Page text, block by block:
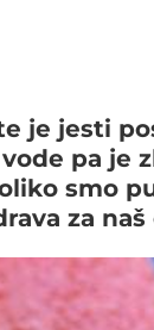
je jesti
pa je
smo
za naš